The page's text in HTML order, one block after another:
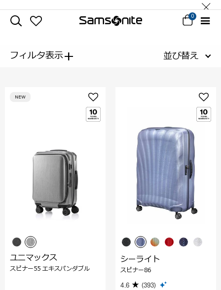
0
フィルタ表示+ 並び替え
NEW
ユニマックス
スピナー55 エキスパンダブル
シーライト
スピナー86
4.6 (393)